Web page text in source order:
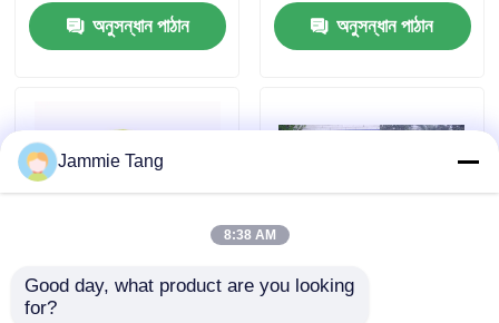
আমাদের সাথে যোগাযোগ
বৈদ্যুতিক হাইড্রো টেস্ট পাম্প
শিল্প উচ্চ চাপ ক্লিনার
অনুসন্ধান পাঠান অনুসন্ধান পাঠান
1500 বার কংক্রিট
Jammie Tang
8:38 AM
Good day, what product are you looking
for?